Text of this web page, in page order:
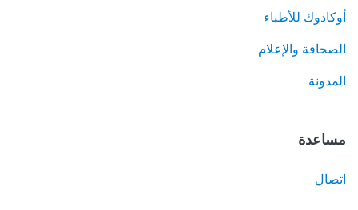
أوكادوك للأطباء
الصحافة والإعلام
المدونة
مساعدة
اتصال